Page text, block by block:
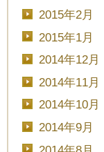
2015年2月
2015年1月
2014年12月
2014年11月
2014年10月
2014年9月